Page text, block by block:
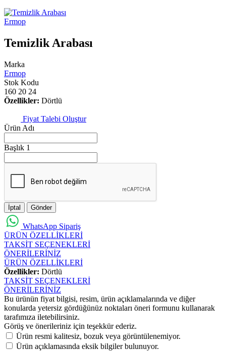
Ermop
Temizlik Arabası
Marka
Ermop
Stok Kodu
160 20 24
Özellikler: Dörtlü
Fiyat Talebi Oluştur
Ürün Adı
Başlık 1
İptal Gönder
WhatsApp Sipariş
ÜRÜN ÖZELLİKLERİ
TAKSİT SEÇENEKLERİ
ÖNERİLERİNİZ
ÜRÜN ÖZELLİKLERİ
Özellikler: Dörtlü
TAKSİT SEÇENEKLERİ
ÖNERİLERİNİZ
Bu ürünün fiyat bilgisi, resim, ürün açıklamalarında ve diğer
konularda yetersiz gördüğünüz noktaları öneri formunu kullanarak
tarafımıza iletebilirsiniz.
Görüş ve önerileriniz için teşekkür ederiz.
Ürün resmi kalitesiz, bozuk veya görüntülenemiyor.
Ürün açıklamasında eksik bilgiler bulunuyor.